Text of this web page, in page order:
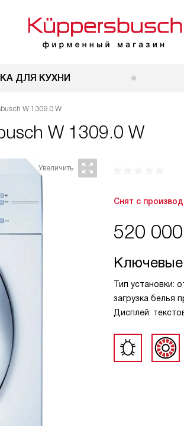
ДЛЯ КУХНИ
W 1309.0 W
W 1309.0 W
Снят с
520 000
Тип установки:
загрузка белья
Дисплей: